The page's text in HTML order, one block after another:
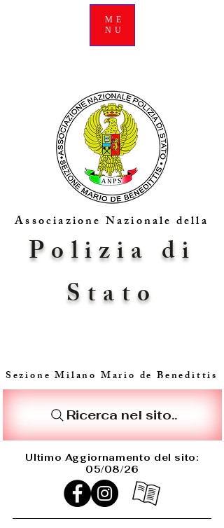
ME
NU
Associazione Nazionale della
Sezione Milano Mario de Benedittis
Ricerca nel sito..
Polizia di
Stato
Ultimo Aggiornamento del sito:
05/08/26